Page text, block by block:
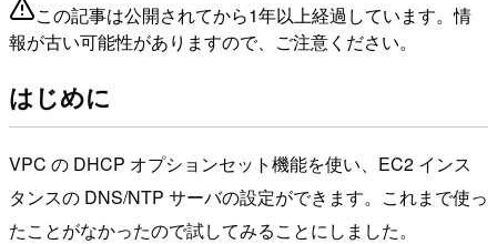
この記事は公開されてから1年以上経過しています。情
報が古い可能性がありますので、ご注意ください。
はじめに
VPC の DHCP オプションセット機能を使い、EC2 インス
タンスの DNS/NTP サーバの設定ができます。これまで使っ
たことがなかったので試してみることにしました。